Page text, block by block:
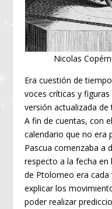
Nicolas
Era cuestión de
voces críticas y
versión actualizada
A fin de cuentas, con
calendario que no era
Pascua comenzaba a
respecto a la fecha en
de Ptolomeo era
explicar los
poder realizar